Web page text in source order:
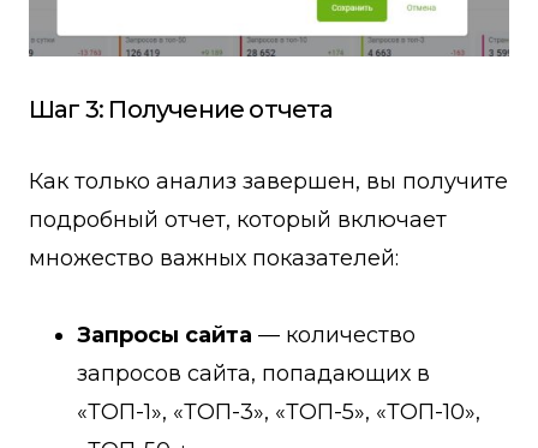
Шаг 3: Получение отчета
Как только анализ завершен, вы получите
подробный отчет, который включает
множество важных показателей:
Запросы сайта — количество
запросов сайта, попадающих в
«ТОП-1», «ТОП-3», «ТОП-5», «ТОП-10»,